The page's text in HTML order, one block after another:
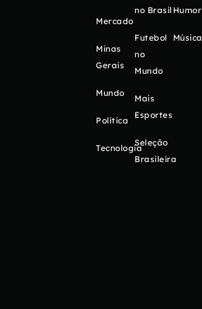
Mercado
Minas
Gerais
Mundo
Política
Tecnologia
no Brasil
Futebol
no
Mundo
Mais
Esportes
Seleção
Brasileira
Humor
Música